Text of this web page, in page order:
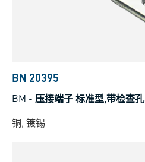
BN 20395
BM - 压接端子 标准型,带检查孔
铜, 镀锡